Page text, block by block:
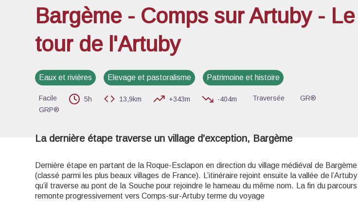
Voir l'image en plein écran
Bargème - Comps sur Artuby - Le
tour de l'Artuby
Eaux et rivières Elevage et pastoralisme Patrimoine et histoire
Facile 5h 13,9km +343m -404m Traversée
GR®
GRP®
La dernière étape traverse un village d’exception, Bargème
Dernière étape en partant de la Roque-Esclapon en direction du village médiéval de Bargème
(classé parmi les plus beaux villages de France). L’itinéraire rejoint ensuite la vallée de l’Artuby
qu’il traverse au pont de la Souche pour rejoindre le hameau du même nom. La fin du parcours
remonte progressivement vers Comps-sur-Artuby terme du voyage